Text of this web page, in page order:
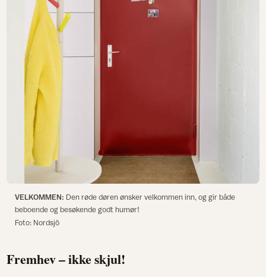
VELKOMMEN: Den røde døren ønsker velkommen inn, og gir både
beboende og besøkende godt humør!
Foto: Nordsjö
Fremhev – ikke skjul!